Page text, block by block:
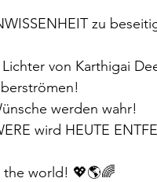
zu
von Karthigai
werden wahr!
wird HEUTE
the world! 💖🌎🌈